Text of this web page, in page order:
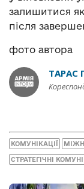
залишитися
після
фото автора
ТАРАС
КОМУНІКАЦІЇ
СТРАТЕГІЧНІ